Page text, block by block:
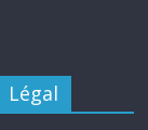
Légal